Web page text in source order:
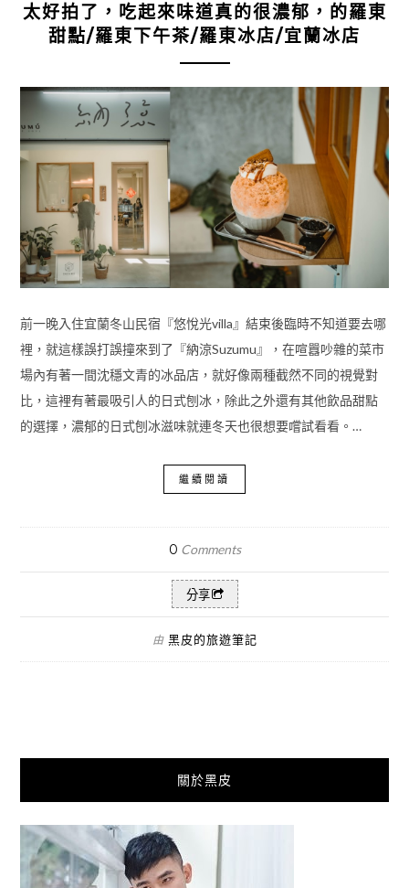
太好拍了，吃起來味道真的很濃郁，的羅東
甜點/羅東下午茶/羅東冰店/宜蘭冰店
前一晚入住宜蘭冬山民宿『悠悅光villa』結束後臨時不知道要去哪
裡，就這樣誤打誤撞來到了『納涼Suzumu』，在喧囂吵雜的菜市
場內有著一間沈穩文青的冰品店，就好像兩種截然不同的視覺對
比，這裡有著最吸引人的日式刨冰，除此之外還有其他飲品甜點
的選擇，濃郁的日式刨冰滋味就連冬天也很想要嚐試看看。…
繼續閱讀
0 Comments
分享
由 黑皮的旅遊筆記
關於黑皮